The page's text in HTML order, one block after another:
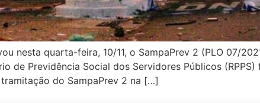
nesta quarta-feira, 10/11, o SampaPrev 2 (PLO 07/
de Previdência Social dos Servidores Públicos
do SampaPrev 2 na […]